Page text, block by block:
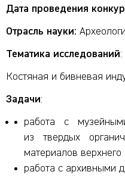
Дата проведения
Отрасль науки:
Тематика исследований:
Костяная и бивневая
Задачи:
работа с
из твердых
материалов
работа с архивными